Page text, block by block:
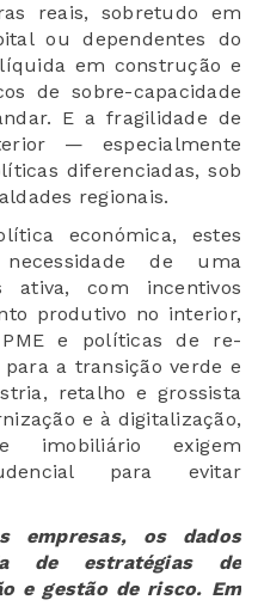
reais, sobretudo em
ou dependentes do
em construção e
de sobre-capacidade
E a fragilidade de
— especialmente
diferenciadas, sob
regionais.
económica, estes
de uma
ativa, com incentivos
produtivo no interior,
e políticas de re-
a transição verde e
retalho e grossista
e à digitalização,
imobiliário exigem
para evitar
empresas, os dados
de estratégias de
e gestão de risco. Em